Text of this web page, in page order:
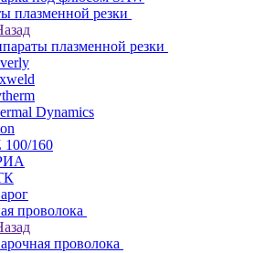
плазменной резки
плазменной резки
Dynamics
100/160
проволока
проволока